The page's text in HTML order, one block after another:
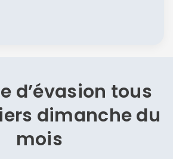
d’évasion tous
dimanche du
mois